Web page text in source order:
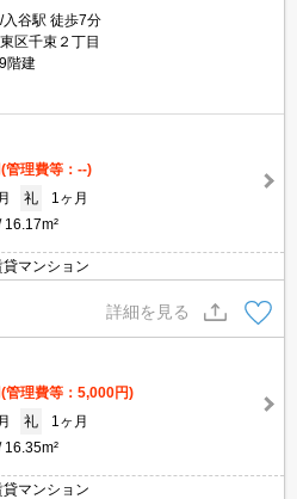
入谷駅 徒歩7分
区千束２丁目
9階建
(管理費等：--)
礼
1ヶ月
16.17m²
貸マンション
詳細を見る
(管理費等：5,000円)
礼
1ヶ月
16.35m²
貸マンション